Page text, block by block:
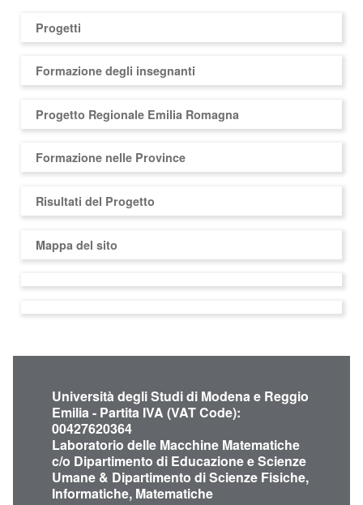
Progetti
Formazione degli insegnanti
Progetto Regionale Emilia Romagna
Formazione nelle Province
Risultati del Progetto
Mappa del sito
Università degli Studi di Modena e Reggio
Emilia - Partita IVA (VAT Code):
00427620364
Laboratorio delle Macchine Matematiche
c/o Dipartimento di Educazione e Scienze
Umane & Dipartimento di Scienze Fisiche,
Informatiche, Matematiche